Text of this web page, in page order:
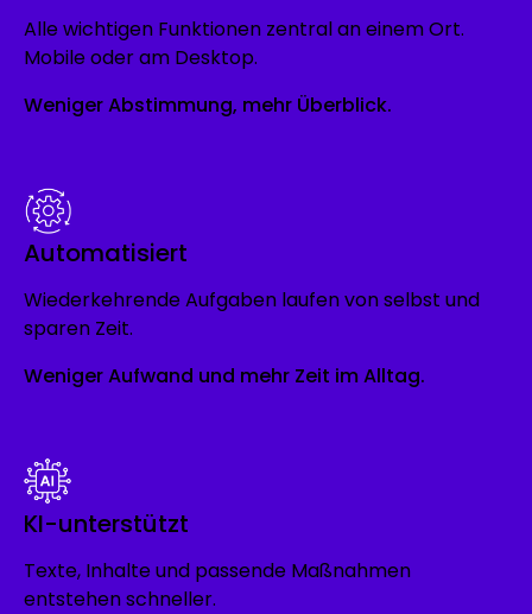
Alle wichtigen Funktionen zentral an einem Ort.
Mobile oder am Desktop.
Weniger Abstimmung, mehr Überblick.
Automatisiert
Wiederkehrende Aufgaben laufen von selbst und
sparen Zeit.
Weniger Aufwand und mehr Zeit im Alltag.
KI-unterstützt
Texte, Inhalte und passende Maßnahmen
entstehen schneller.